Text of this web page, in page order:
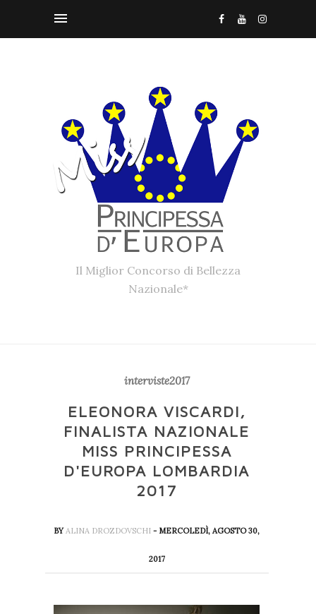
Il Miglior Concorso di Bellezza
Nazionale*
interviste2017
ELEONORA VISCARDI,
FINALISTA NAZIONALE
MISS PRINCIPESSA
D'EUROPA LOMBARDIA
2017
BY ALINA DROZDOVSCHI- MERCOLEDÌ, AGOSTO 30,
2017